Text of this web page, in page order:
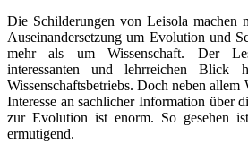
Die Schilderungen von Leisola machen
Auseinandersetzung um Evolution und
mehr als um Wissenschaft. Der
interessanten und lehrreichen Blick
Wissenschaftsbetriebs. Doch neben allem
Interesse an sachlicher Information über
zur Evolution ist enorm. So gesehen
ermutigend.